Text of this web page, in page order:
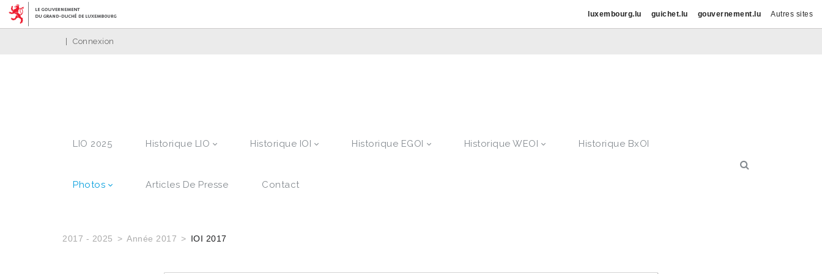
luxembourg.lu guichet.lu gouvernement.lu Autres sites
Connexion
LIO 2025 Historique LIO Historique IOI Historique EGOI Historique WEOI Historique BxOI
Photos Articles De Presse Contact
2017 - 2025 Année 2017 IOI 2017